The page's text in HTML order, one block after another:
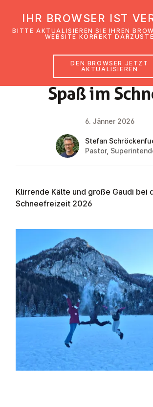
Spaß im
NEWS
6. Jänner 2026
Stefan
Pastor,
Klirrende Kälte und große Gaudi bei
Schneefreizeit 2026
IHR BROWSER IST
BITTE AKTUALISIEREN SIE IHREN
WEBSITE KORREKT
DEN BROWSER JETZT
AKTUALISIEREN